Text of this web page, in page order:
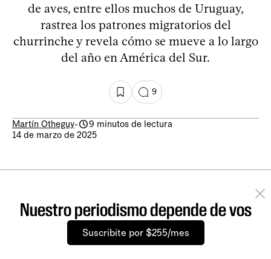
de aves, entre ellos muchos de Uruguay,
rastrea los patrones migratorios del
churrinche y revela cómo se mueve a lo largo
del año en América del Sur.
9
Martín Otheguy-
9 minutos de lectura
14 de marzo de 2025
Nuestro periodismo depende de vos
Suscribite por $255/mes